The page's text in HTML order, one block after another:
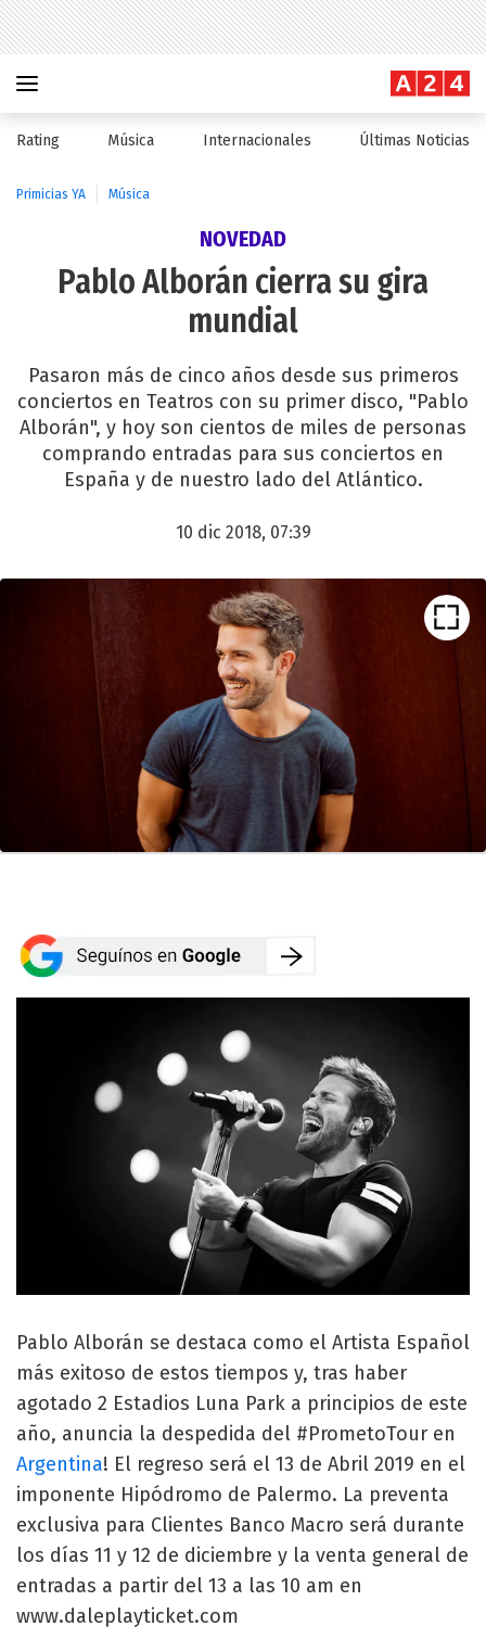
Rating Música Internacionales Últimas Noticias
Primicias YA Música
NOVEDAD
Pablo Alborán cierra su gira
mundial
Pasaron más de cinco años desde sus primeros
conciertos en Teatros con su primer disco, "Pablo
Alborán", y hoy son cientos de miles de personas
comprando entradas para sus conciertos en
España y de nuestro lado del Atlántico.
10 dic 2018, 07:39
Pablo Alborán se destaca como el Artista Español
más exitoso de estos tiempos y, tras haber
agotado 2 Estadios Luna Park a principios de este
año, anuncia la despedida del #PrometoTour en
Argentina! El regreso será el 13 de Abril 2019 en el
imponente Hipódromo de Palermo. La preventa
exclusiva para Clientes Banco Macro será durante
los días 11 y 12 de diciembre y la venta general de
entradas a partir del 13 a las 10 am en
www.daleplayticket.com